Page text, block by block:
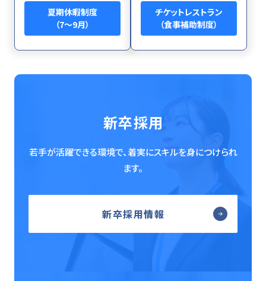
夏期休暇制度
（7～9月）
チケットレストラン
（食事補助制度）
新卒採用
若手が活躍できる環境で、着実にスキルを身につけられ
ます。
新卒採用情報